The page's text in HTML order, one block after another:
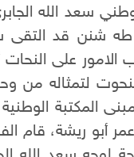
سعد الله
شنن قد التقى
على النحات
لتمثاله من وحي
المكتبة الوطنية
أبو ريشة، قام